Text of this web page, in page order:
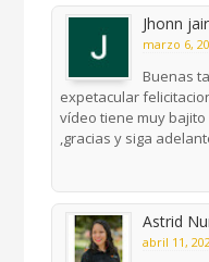
Jhonn
marzo 6,
Buenas
expetacular
vídeo tiene muy
,gracias y siga
Astrid
abril 11,